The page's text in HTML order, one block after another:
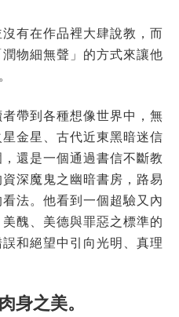
有在作品裡大肆說教，而
物細無聲」的方式來讓他
帶到各種想像世界中，無
金星、古代近東黑暗迷信
還是一個通過書信不斷教
深魔鬼之幽暗書房，路易
法。他看到一個超驗又內
醜、美德與罪惡之標準的
和絕望中引向光明、真理
身之美。